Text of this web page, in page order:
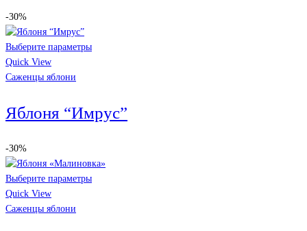
-30%
Выберите параметры
Quick View
Саженцы яблони
Яблоня “Имрус”
-30%
Выберите параметры
Quick View
Саженцы яблони